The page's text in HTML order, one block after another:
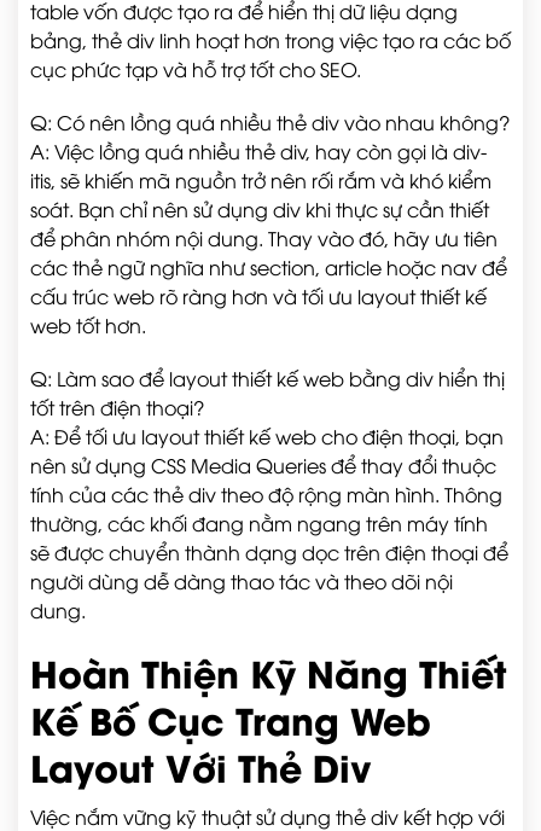
table vốn được tạo ra để hiển thị dữ liệu dạng
bảng, thẻ div linh hoạt hơn trong việc tạo ra các bố
cục phức tạp và hỗ trợ tốt cho SEO.
Q: Có nên lồng quá nhiều thẻ div vào nhau không?
A: Việc lồng quá nhiều thẻ div, hay còn gọi là div-
itis, sẽ khiến mã nguồn trở nên rối rắm và khó kiểm
soát. Bạn chỉ nên sử dụng div khi thực sự cần thiết
để phân nhóm nội dung. Thay vào đó, hãy ưu tiên
các thẻ ngữ nghĩa như section, article hoặc nav để
cấu trúc web rõ ràng hơn và tối ưu layout thiết kế
web tốt hơn.
Q: Làm sao để layout thiết kế web bằng div hiển thị
tốt trên điện thoại?
A: Để tối ưu layout thiết kế web cho điện thoại, bạn
nên sử dụng CSS Media Queries để thay đổi thuộc
tính của các thẻ div theo độ rộng màn hình. Thông
thường, các khối đang nằm ngang trên máy tính
sẽ được chuyển thành dạng dọc trên điện thoại để
người dùng dễ dàng thao tác và theo dõi nội
dung.
Hoàn Thiện Kỹ Năng Thiết
Kế Bố Cục Trang Web
Layout Với Thẻ Div
Việc nắm vững kỹ thuật sử dụng thẻ div kết hợp với